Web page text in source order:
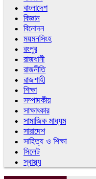
বাংলাদেশ
বিজ্ঞান
বিনোদন
ময়মনসিংহ
রংপুর
রাজধানী
রাজনীতি
রাজশাহী
শিক্ষা
সম্পাদকীয়
সাক্ষাৎকার
সামাজিক মাধ্যম
সারাদেশ
সাহিত্য ও শিক্ষা
সিলেট
স্বাস্থ্য